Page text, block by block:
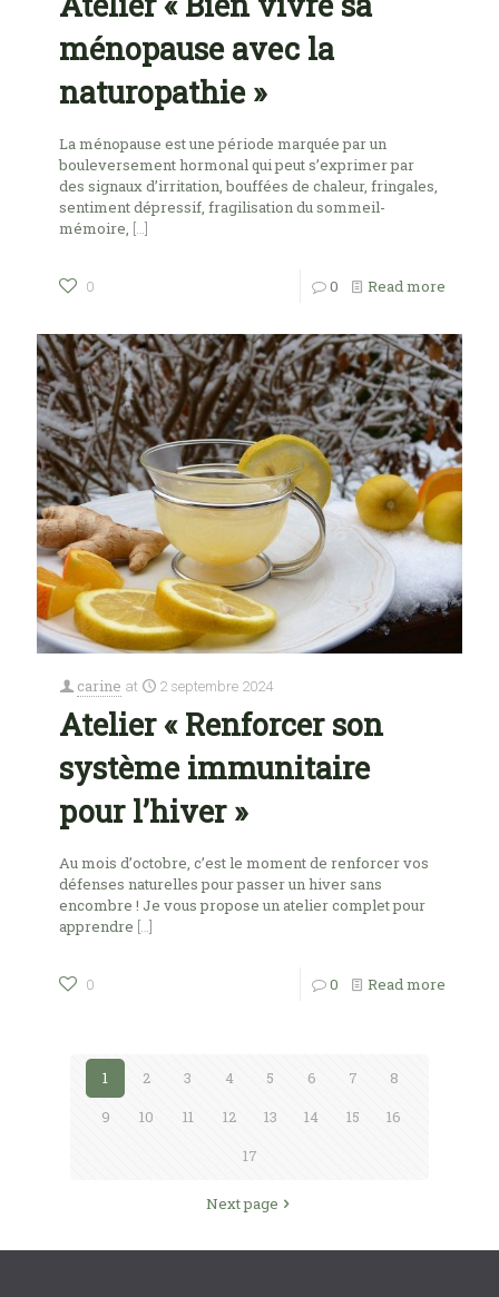
ménopause avec la
naturopathie »
La ménopause est une période marquée par un
bouleversement hormonal qui peut s’exprimer par
des signaux d’irritation, bouffées de chaleur, fringales,
sentiment dépressif, fragilisation du sommeil-
mémoire, […]
0 0 Read more
carine at 2 septembre 2024
Atelier « Renforcer son
système immunitaire
pour l’hiver »
Au mois d’octobre, c’est le moment de renforcer vos
défenses naturelles pour passer un hiver sans
encombre ! Je vous propose un atelier complet pour
apprendre […]
0 0 Read more
1 2 3 4 5 6 7
8
9
10 11 12 13 14 15
16
17
Next page